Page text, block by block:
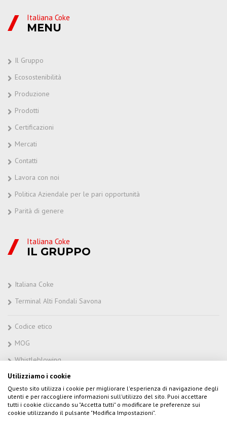
Italiana Coke
MENU
Il Gruppo
Ecosostenibilità
Produzione
Prodotti
Certificazioni
Mercati
Contatti
Lavora con noi
Politica Aziendale per le pari opportunità
Parità di genere
Italiana Coke
IL GRUPPO
Italiana Coke
Terminal Alti Fondali Savona
Codice etico
MOG
Whistleblowing
Copyright © 2017 Italiana Coke s.r.l. –Privacy Policy
Utilizziamo i cookie
Questo sito utilizza i cookie per migliorare l'esperienza di navigazione degli
utenti e per raccogliere informazioni sull'utilizzo del sito. Puoi accettare
tutti i cookie cliccando su "Accetta tutti" o modificare le preferenze sui
cookie utilizzando il pulsante "Modifica Impostazioni".